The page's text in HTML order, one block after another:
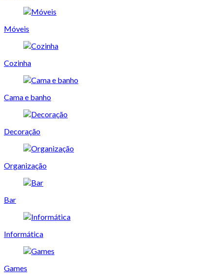
Móveis
Cozinha
Cama e banho
Decoração
Organização
Bar
Informática
Games